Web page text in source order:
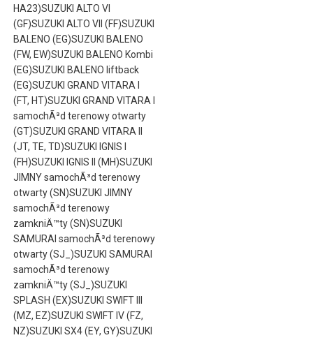
HA23)SUZUKI ALTO VI
(GF)SUZUKI ALTO VII (FF)SUZUKI
BALENO (EG)SUZUKI BALENO
(FW, EW)SUZUKI BALENO Kombi
(EG)SUZUKI BALENO liftback
(EG)SUZUKI GRAND VITARA I
(FT, HT)SUZUKI GRAND VITARA I
samochÃ³d terenowy otwarty
(GT)SUZUKI GRAND VITARA II
(JT, TE, TD)SUZUKI IGNIS I
(FH)SUZUKI IGNIS II (MH)SUZUKI
JIMNY samochÃ³d terenowy
otwarty (SN)SUZUKI JIMNY
samochÃ³d terenowy
zamkniÄ™ty (SN)SUZUKI
SAMURAI samochÃ³d terenowy
otwarty (SJ_)SUZUKI SAMURAI
samochÃ³d terenowy
zamkniÄ™ty (SJ_)SUZUKI
SPLASH (EX)SUZUKI SWIFT III
(MZ, EZ)SUZUKI SWIFT IV (FZ,
NZ)SUZUKI SX4 (EY, GY)SUZUKI